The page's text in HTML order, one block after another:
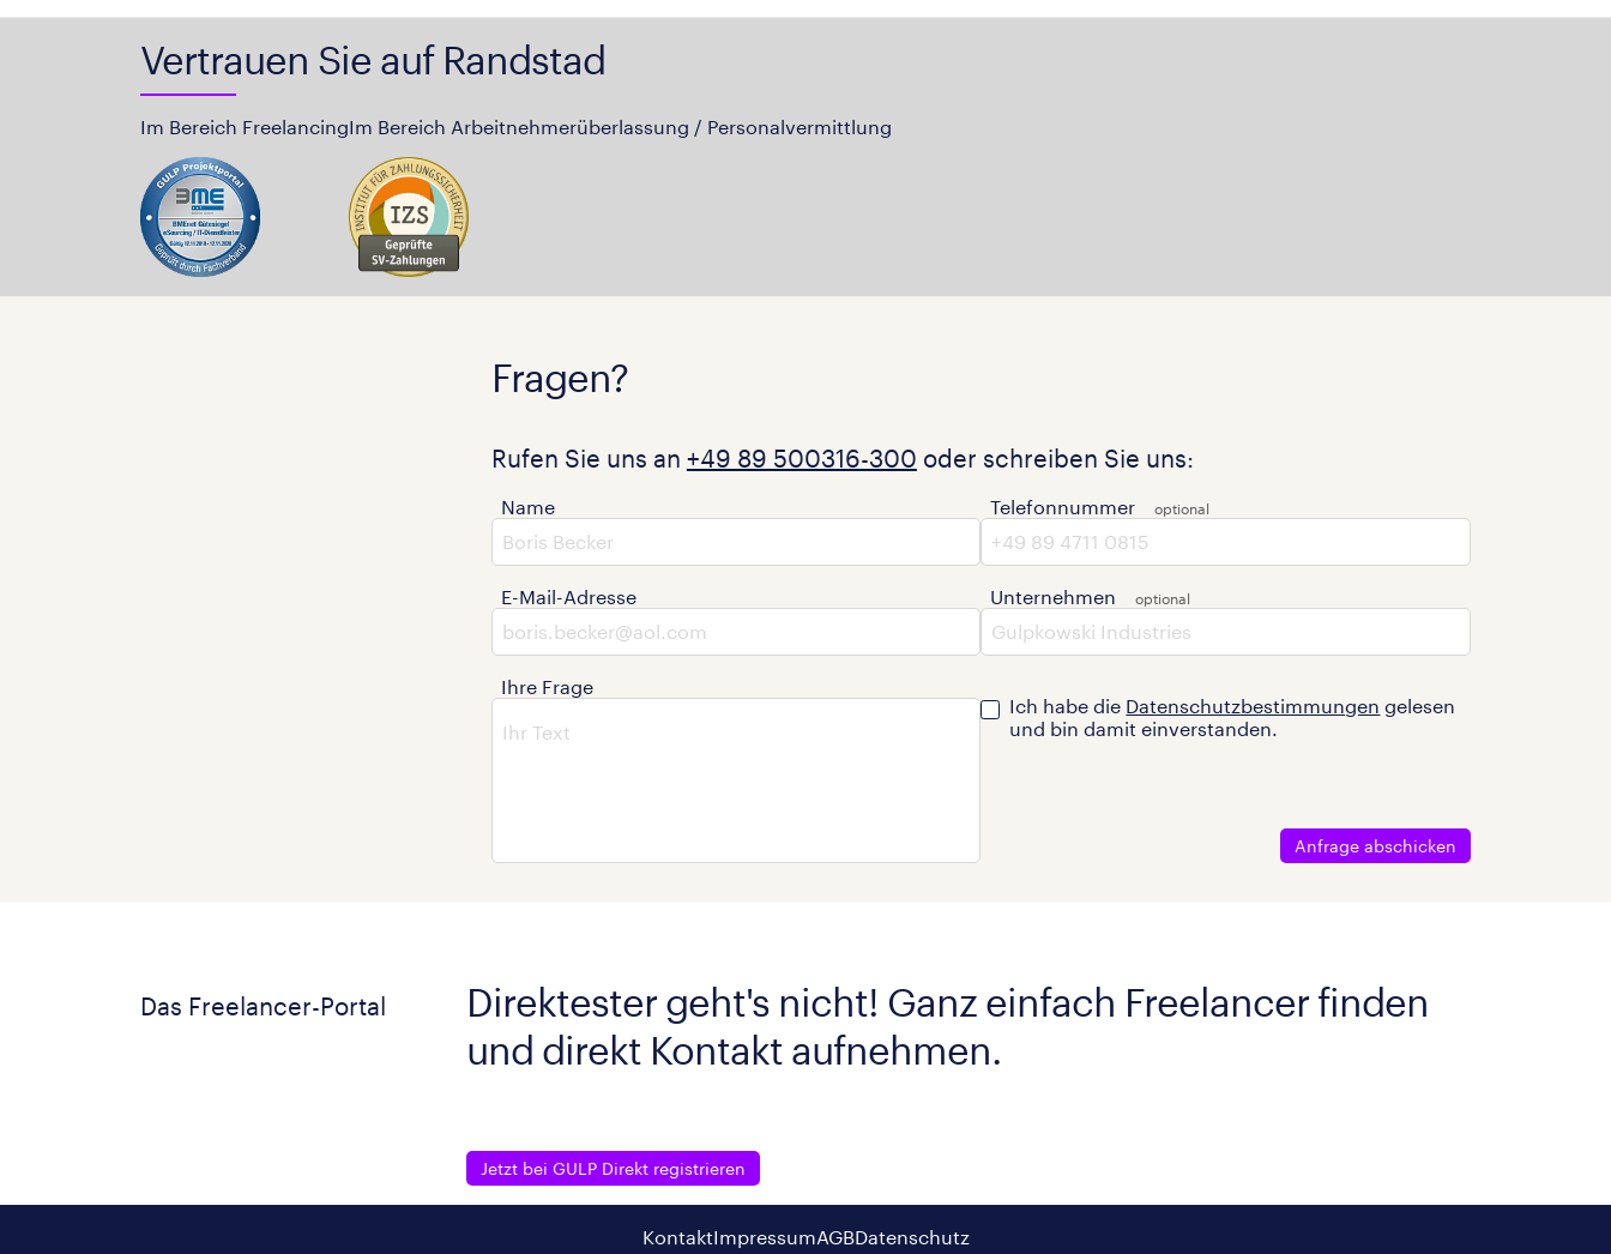
Vertrauen Sie auf Randstad
Im Bereich FreelancingIm Bereich Arbeitnehmerüberlassung / Personalvermittlung
Fragen?
Rufen Sie uns an +49 89 500316-300 oder schreiben Sie uns:
Name
E-Mail-Adresse
Ihre Frage
Telefonnummer
Unternehmen
Ich habe die Datenschutzbestimmungen gelesen
und bin damit einverstanden.
Anfrage abschicken
Das Freelancer-Portal
Direktester geht's nicht! Ganz einfach Freelancer finden
und direkt Kontakt aufnehmen.
Jetzt bei GULP Direkt registrieren
KontaktImpressumAGBDatenschutz